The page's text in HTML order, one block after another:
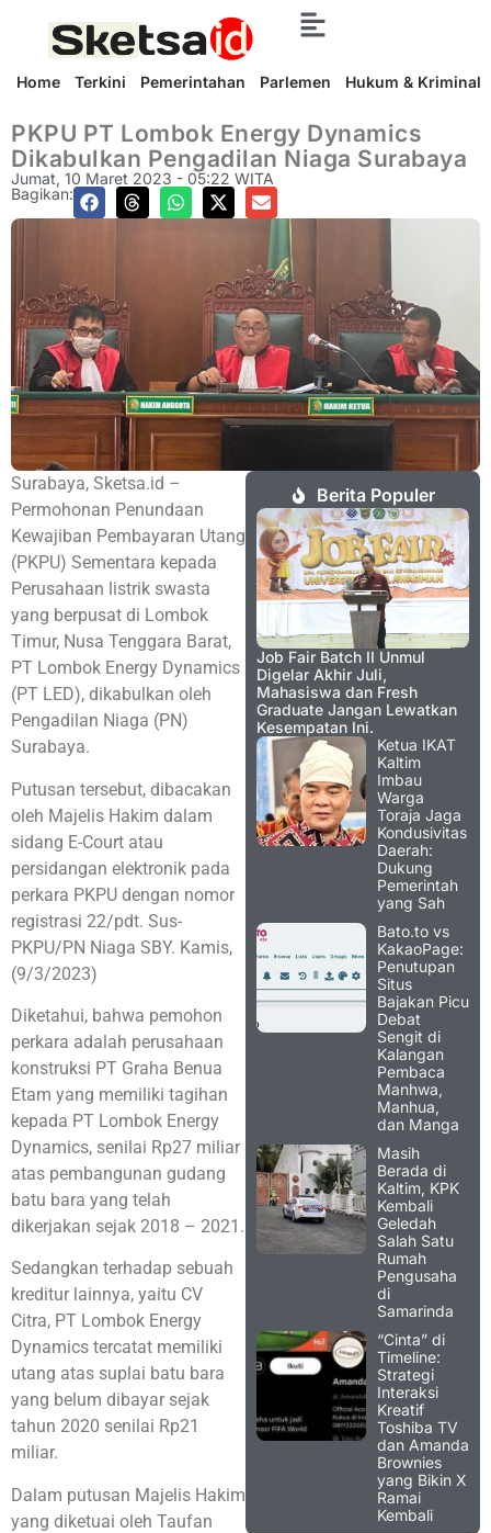
Home Terkini Pemerintahan Parlemen Hukum & Kriminal
PKPU PT Lombok Energy Dynamics
Dikabulkan Pengadilan Niaga Surabaya
Jumat, 10 Maret 2023 - 05:22 WITA
Bagikan:
Surabaya, Sketsa.id –
Permohonan Penundaan
Kewajiban Pembayaran Utang
(PKPU) Sementara kepada
Perusahaan listrik swasta
yang berpusat di Lombok
Timur, Nusa Tenggara Barat,
PT Lombok Energy Dynamics
(PT LED), dikabulkan oleh
Pengadilan Niaga (PN)
Surabaya.
Putusan tersebut, dibacakan
oleh Majelis Hakim dalam
sidang E-Court atau
persidangan elektronik pada
perkara PKPU dengan nomor
registrasi 22/pdt. Sus-
PKPU/PN Niaga SBY. Kamis,
(9/3/2023)
Diketahui, bahwa pemohon
perkara adalah perusahaan
konstruksi PT Graha Benua
Etam yang memiliki tagihan
kepada PT Lombok Energy
Dynamics, senilai Rp27 miliar
atas pembangunan gudang
batu bara yang telah
dikerjakan sejak 2018 – 2021.
Sedangkan terhadap sebuah
kreditur lainnya, yaitu CV
Citra, PT Lombok Energy
Dynamics tercatat memiliki
utang atas suplai batu bara
yang belum dibayar sejak
tahun 2020 senilai Rp21
miliar.
Dalam putusan Majelis Hakim
yang diketuai oleh Taufan
Berita Populer
Job Fair Batch II Unmul
Digelar Akhir Juli,
Mahasiswa dan Fresh
Graduate Jangan Lewatkan
Kesempatan Ini.
Ketua IKAT
Kaltim
Imbau
Warga
Toraja Jaga
Kondusivitas
Daerah:
Dukung
Pemerintah
yang Sah
Bato.to vs
KakaoPage:
Penutupan
Situs
Bajakan Picu
Debat
Sengit di
Kalangan
Pembaca
Manhwa,
Manhua,
dan Manga
Masih
Berada di
Kaltim, KPK
Kembali
Geledah
Salah Satu
Rumah
Pengusaha
di
Samarinda
“Cinta” di
Timeline:
Strategi
Interaksi
Kreatif
Toshiba TV
dan Amanda
Brownies
yang Bikin X
Ramai
Kembali